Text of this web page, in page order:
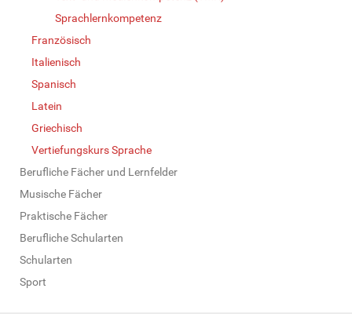
Sprachlernkompetenz
Französisch
Italienisch
Spanisch
Latein
Griechisch
Vertiefungskurs Sprache
Berufliche Fächer und Lernfelder
Musische Fächer
Praktische Fächer
Berufliche Schularten
Schularten
Sport